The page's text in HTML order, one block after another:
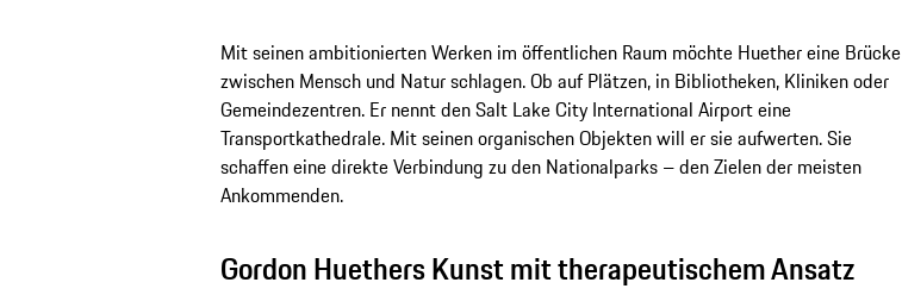
Mit seinen ambitionierten Werken im öffentlichen Raum möchte Huether eine Brücke
zwischen Mensch und Natur schlagen. Ob auf Plätzen, in Bibliotheken, Kliniken oder
Gemeindezentren. Er nennt den Salt Lake City International Airport eine
Transportkathedrale. Mit seinen organischen Objekten will er sie aufwerten. Sie
schaffen eine direkte Verbindung zu den Nationalparks – den Zielen der meisten
Ankommenden.
Gordon Huethers Kunst mit therapeutischem Ansatz